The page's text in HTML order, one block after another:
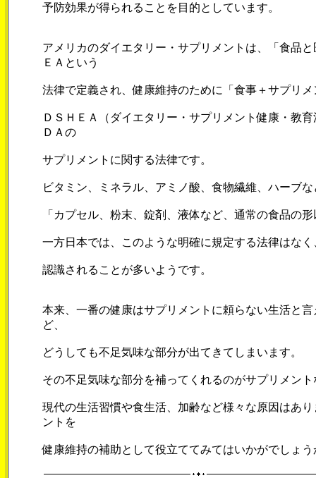
予防効果が得られることを目的としています。
アメリカのダイエタリー・サプリメントは、「食品
ＥＡという
法律で定義され、健康維持のために「食事＋サプリ
ＤＳＨＥＡ（ダイエタリー・サプリメント健康・教
ＤＡの
サプリメントに関する法律です。
ビタミン、ミネラル、アミノ酸、食物繊維、ハーブ
「カプセル、粉末、錠剤、液体など、通常の食品の
一方日本では、このような明確に規定する法律はな
認識されることが多いようです。
本来、一番の健康はサプリメントに頼らない生活と
ど、
どうしても不足気味な部分が出てきてしまいます。
その不足気味な部分を補ってくれるのがサプリメン
現代の生活習慣や食生活、加齢など様々な原因はあ
ントを
健康維持の補助として役立ててみてはいかがでしょう